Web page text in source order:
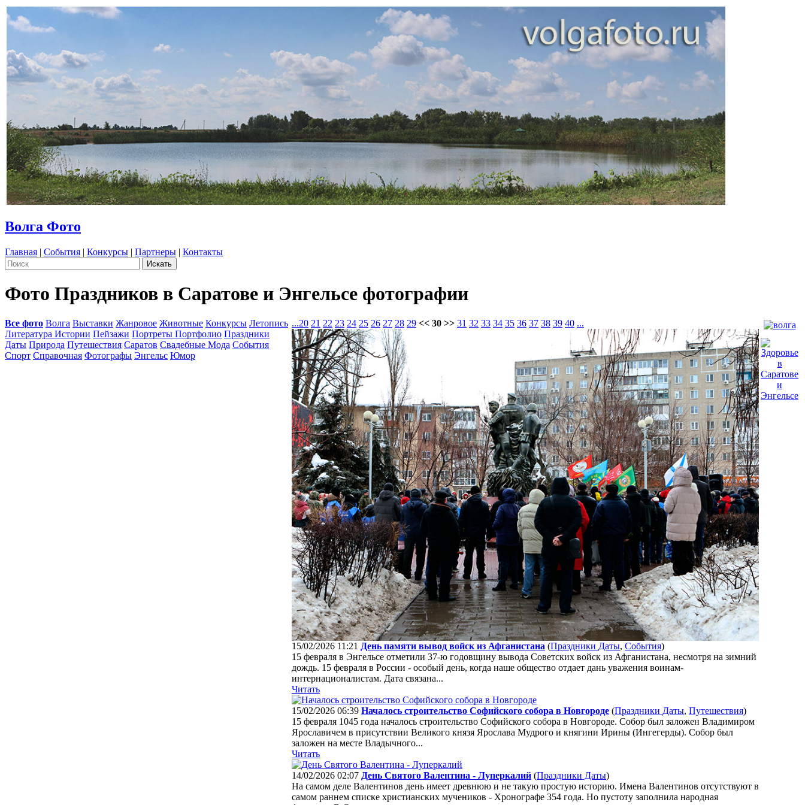
Волга Фото
Главная | События | Конкурсы | Партнеры | Контакты
Фото Праздников в Саратове и Энгельсе фотографии
Все фото Волга Выставки Жанровое Животные Конкурсы Летопись
Литература Истории Пейзажи Портреты Портфолио Праздники
Даты Природа Путешествия Саратов Свадебные Мода События
Спорт Справочная Фотографы Энгельс Юмор
...20 21 22 23 24 25 26 27 28 29 << 30 >> 31 32 33 34 35 36 37 38 39 40 ...
15/02/2026 11:21 День памяти вывод войск из Афганистана (Праздники Даты, События)
15 февраля в Энгельсе отметили 37-ю годовщину вывода Советских войск из Афганистана, несмотря на зимний
дождь. 15 февраля в России - особый день, когда наше общество отдает дань уважения воинам-
интернационалистам. Дата связана...
Читать
15/02/2026 06:39 Началось строительство Софийского собора в Новгороде (Праздники Даты, Путешествия)
15 февраля 1045 года началось строительство Софийского собора в Новгороде. Собор был заложен Владимиром
Ярославичем в присутствии Великого князя Ярослава Мудрого и княгини Ирины (Ингегерды). Собор был
заложен на месте Владычного...
Читать
14/02/2026 02:07 День Святого Валентина - Луперкалий (Праздники Даты)
На самом деле Валентинов день имеет древнюю и не такую простую историю. Имена Валентинов отсутствуют в
самом раннем списке христианских мучеников - Хронографе 354 года. Но пустоту заполнила народная